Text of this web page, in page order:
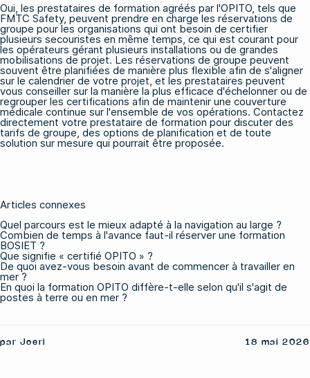
Oui, les prestataires de formation agréés par l'OPITO, tels que
FMTC Safety, peuvent prendre en charge les réservations de
groupe pour les organisations qui ont besoin de certifier
plusieurs secouristes en même temps, ce qui est courant pour
les opérateurs gérant plusieurs installations ou de grandes
mobilisations de projet. Les réservations de groupe peuvent
souvent être planifiées de manière plus flexible afin de s'aligner
sur le calendrier de votre projet, et les prestataires peuvent
vous conseiller sur la manière la plus efficace d'échelonner ou de
regrouper les certifications afin de maintenir une couverture
médicale continue sur l'ensemble de vos opérations. Contactez
directement votre prestataire de formation pour discuter des
tarifs de groupe, des options de planification et de toute
solution sur mesure qui pourrait être proposée.
Articles connexes
Quel parcours est le mieux adapté à la navigation au large ?
Combien de temps à l'avance faut-il réserver une formation
BOSIET ?
Que signifie « certifié OPITO » ?
De quoi avez-vous besoin avant de commencer à travailler en
mer ?
En quoi la formation OPITO diffère-t-elle selon qu'il s'agit de
postes à terre ou en mer ?
par Joeri 18 mai 2026